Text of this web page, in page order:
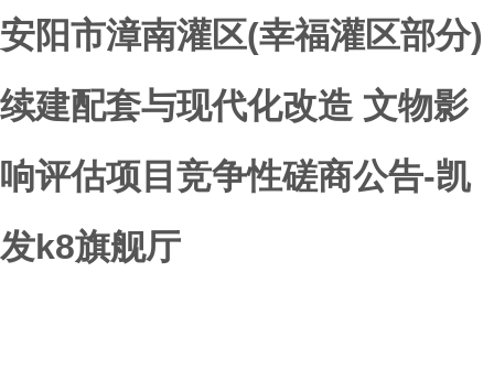
安阳市漳南灌区(幸福灌区部分)
续建配套与现代化改造 文物影
响评估项目竞争性磋商公告-凯
发k8旗舰厅